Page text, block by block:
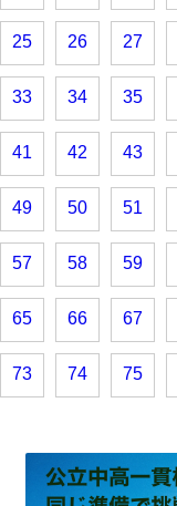
25 26 27
33 34 35
41 42 43
49 50 51
57 58 59
65 66 67
73 74 75